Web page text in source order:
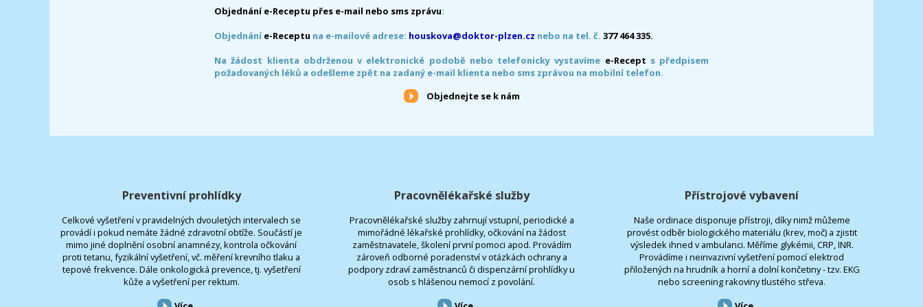
Objednání e-Receptu přes e-mail nebo sms zprávu:
Objednáníe-Receptu na e-mailové adrese: houskova@doktor-plzen.cz nebo na tel. č. 377 464 335.
Na žádost klienta obdrženou v elektronické podobě nebo telefonicky vystavíme e-Recept s předpisem
požadovaných léků a odešleme zpět na zadaný e-mail klienta nebo sms zprávou na mobilní telefon.
Objednejte se k nám
Preventivní prohlídky
Celkové vyšetření v pravidelných dvouletých intervalech se
provádí i pokud nemáte žádné zdravotní obtíže. Součástí je
mimo jiné doplnění osobní anamnézy, kontrola očkování
proti tetanu, fyzikální vyšetření, vč. měření krevního tlaku a
tepové frekvence. Dále onkologická prevence, tj. vyšetření
kůže a vyšetření per rektum.
Pracovnělékařské služby
Pracovnělékařské služby zahrnují vstupní, periodické a
mimořádné lékařské prohlídky, očkování na žádost
zaměstnavatele, školení první pomoci apod. Provádím
zároveň odborné poradenství v otázkách ochrany a
podpory zdraví zaměstnanců či dispenzární prohlídky u
osob s hlášenou nemocí z povolání.
Přístrojové vybavení
Naše ordinace disponuje přístroji, díky nimž můžeme
provést odběr biologického materiálu (krev, moč) a zjistit
výsledek ihned v ambulanci. Měříme glykémii, CRP, INR.
Provádíme i neinvazivní vyšetření pomocí elektrod
přiložených na hrudník a horní a dolní končetiny - tzv. EKG
nebo screening rakoviny tlustého střeva.